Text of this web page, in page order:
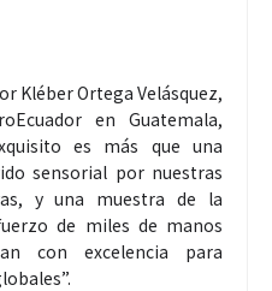
Kléber Ortega Velásquez,
en Guatemala,
es más que una
sensorial por nuestras
y una muestra de la
de miles de manos
con excelencia para